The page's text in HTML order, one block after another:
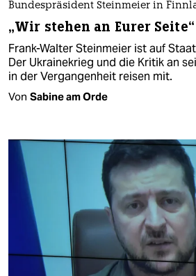
Bundespräsident Steinmeier in
„Wir stehen an Eurer Seite“
Frank-Walter Steinmeier ist auf
Der Ukrainekrieg und die Kritik an
in der Vergangenheit reisen mit.
Von Sabine am Orde